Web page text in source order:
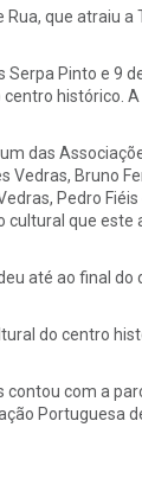
que atraiu a
Pinto e 9
histórico.
das
Vedras, Bruno
Pedro
que este
até ao final
do centro
com a
Portuguesa